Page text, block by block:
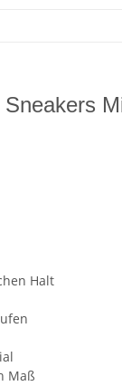
Halt
Maß